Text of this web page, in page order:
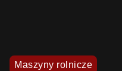
Maszyny rolnicze